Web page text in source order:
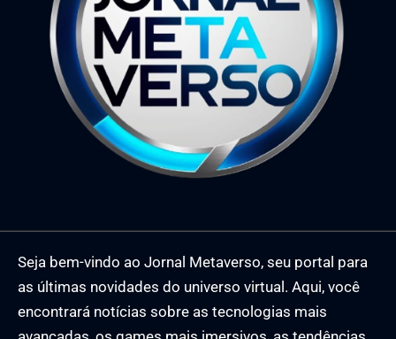
Seja bem-vindo ao Jornal Metaverso, seu portal para
as últimas novidades do universo virtual. Aqui, você
encontrará notícias sobre as tecnologias mais